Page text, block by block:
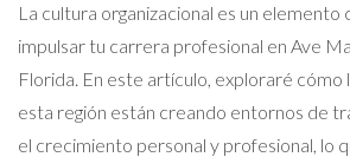
La cultura organizacional es un elemento
impulsar tu carrera profesional en Ave
Florida. En este artículo, exploraré cómo
esta región están creando entornos de
el crecimiento personal y profesional, lo